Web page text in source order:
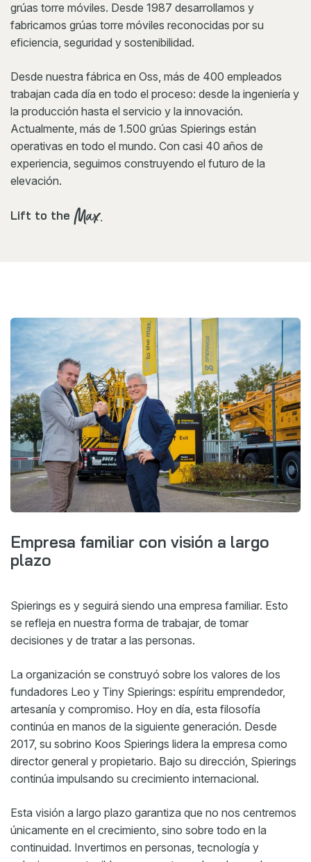
grúas torre móviles. Desde 1987 desarrollamos y
fabricamos grúas torre móviles reconocidas por su
eficiencia, seguridad y sostenibilidad.
Desde nuestra fábrica en Oss, más de 400 empleados
trabajan cada día en todo el proceso: desde la ingeniería y
la producción hasta el servicio y la innovación.
Actualmente, más de 1.500 grúas Spierings están
operativas en todo el mundo. Con casi 40 años de
experiencia, seguimos construyendo el futuro de la
elevación.
Lift to the Max.
Empresa familiar con visión a largo
plazo
Spierings es y seguirá siendo una empresa familiar. Esto
se refleja en nuestra forma de trabajar, de tomar
decisiones y de tratar a las personas.
La organización se construyó sobre los valores de los
fundadores Leo y Tiny Spierings: espíritu emprendedor,
artesanía y compromiso. Hoy en día, esta filosofía
continúa en manos de la siguiente generación. Desde
2017, su sobrino Koos Spierings lidera la empresa como
director general y propietario. Bajo su dirección, Spierings
continúa impulsando su crecimiento internacional.
Esta visión a largo plazo garantiza que no nos centremos
únicamente en el crecimiento, sino sobre todo en la
continuidad. Invertimos en personas, tecnología y